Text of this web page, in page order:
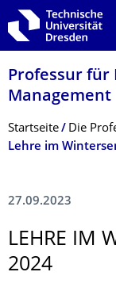
Zur Hauptnavigation
Zur Suche springen
Zum Inhalt springen
Professur für
Management
Breadcrumb-Menü
Startseite Die
Lehre im
27.09.2023
LEHRE IM
2024